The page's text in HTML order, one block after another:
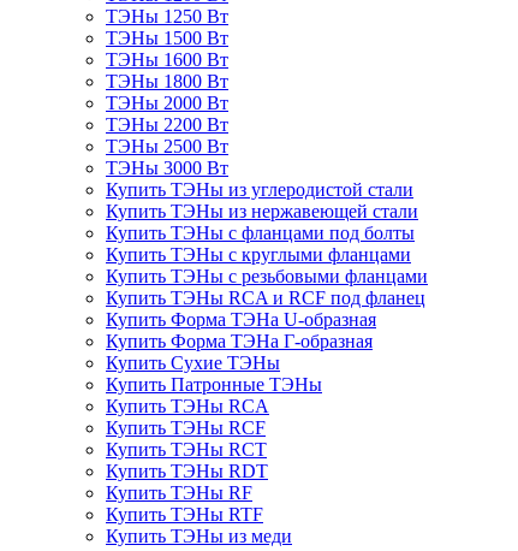
ТЭНы 1250 Вт
ТЭНы 1500 Вт
ТЭНы 1600 Вт
ТЭНы 1800 Вт
ТЭНы 2000 Вт
ТЭНы 2200 Вт
ТЭНы 2500 Вт
ТЭНы 3000 Вт
Купить ТЭНы из углеродистой стали
Купить ТЭНы из нержавеющей стали
Купить ТЭНы с фланцами под болты
Купить ТЭНы с круглыми фланцами
Купить ТЭНы с резьбовыми фланцами
Купить ТЭНы RCA и RCF под фланец
Купить Форма ТЭНа U-образная
Купить Форма ТЭНа Г-образная
Купить Сухие ТЭНы
Купить Патронные ТЭНы
Купить ТЭНы RCA
Купить ТЭНы RCF
Купить ТЭНы RCT
Купить ТЭНы RDT
Купить ТЭНы RF
Купить ТЭНы RTF
Купить ТЭНы из меди